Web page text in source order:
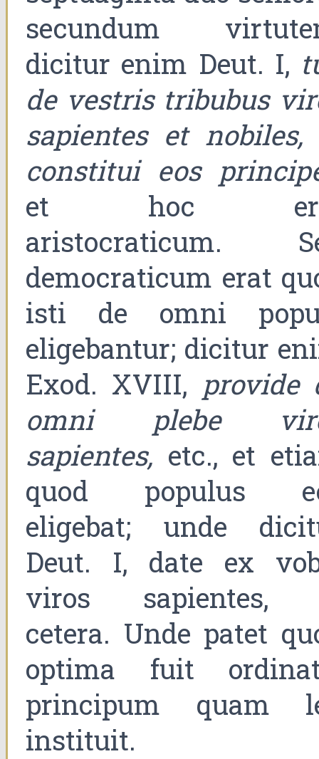
secundum
dicitur enim Deut. I,
de vestris tribubus
sapientes et nobiles,
constitui eos
et hoc
aristocraticum.
democraticum erat
isti de omni
eligebantur; dicitur
Exod. XVIII, provide
omni plebe
sapientes, etc., et
quod populus
eligebat; unde
Deut. I, date ex
viros sapientes,
cetera. Unde patet
optima fuit
principum quam
instituit.